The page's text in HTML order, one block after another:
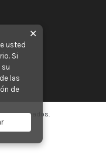
reservados.
✕
usted
Si
las
de